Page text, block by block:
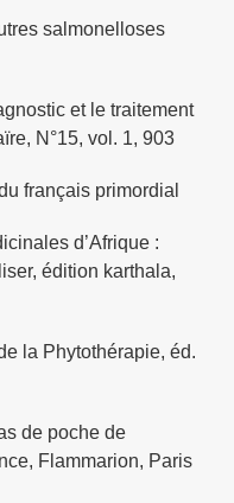
salmonelloses
et le traitement
N°15, vol. 1, 903
français primordial
d’Afrique :
édition karthala,
la Phytothérapie, éd.
de poche de
Flammarion, Paris